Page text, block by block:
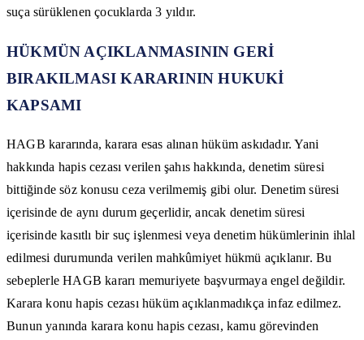
suça sürüklenen çocuklarda 3 yıldır.
HÜKMÜN AÇIKLANMASININ GERİ
BIRAKILMASI KARARININ HUKUKİ
KAPSAMI
HAGB kararında, karara esas alınan hüküm askıdadır. Yani
hakkında hapis cezası verilen şahıs hakkında, denetim süresi
bittiğinde söz konusu ceza verilmemiş gibi olur. Denetim süresi
içerisinde de aynı durum geçerlidir, ancak denetim süresi
içerisinde kasıtlı bir suç işlenmesi veya denetim hükümlerinin ihlal
edilmesi durumunda verilen mahkûmiyet hükmü açıklanır. Bu
sebeplerle HAGB kararı memuriyete başvurmaya engel değildir.
Karara konu hapis cezası hüküm açıklanmadıkça infaz edilmez.
Bunun yanında karara konu hapis cezası, kamu görevinden